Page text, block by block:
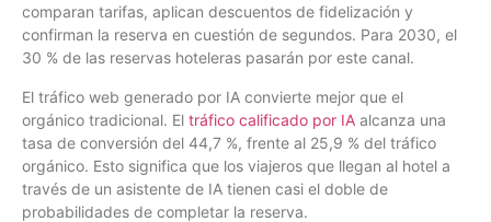
comparan tarifas, aplican descuentos de fidelización y
confirman la reserva en cuestión de segundos. Para 2030, el
30 % de las reservas hoteleras pasarán por este canal.
El tráfico web generado por IA convierte mejor que el
orgánico tradicional. El tráfico calificado por IA alcanza una
tasa de conversión del 44,7 %, frente al 25,9 % del tráfico
orgánico. Esto significa que los viajeros que llegan al hotel a
través de un asistente de IA tienen casi el doble de
probabilidades de completar la reserva.